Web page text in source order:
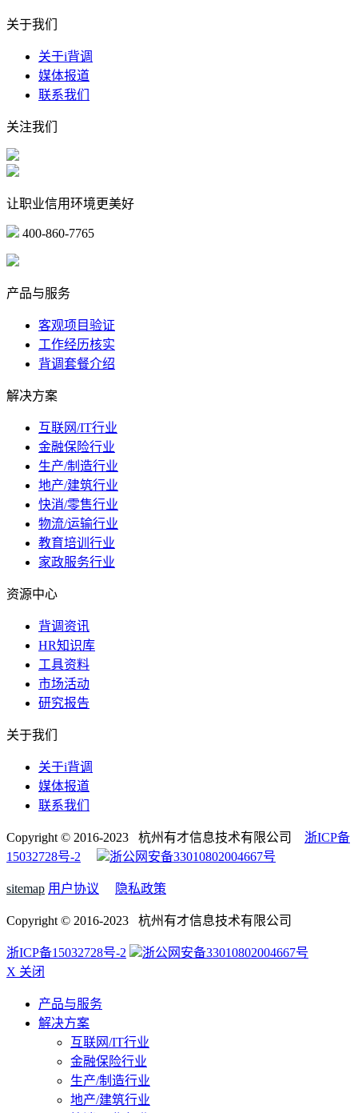
关于我们
关于i背调
媒体报道
联系我们
关注我们
让职业信用环境更美好
400-860-7765
产品与服务
客观项目验证
工作经历核实
背调套餐介绍
解决方案
互联网/IT行业
金融保险行业
生产/制造行业
地产/建筑行业
快消/零售行业
物流/运输行业
教育培训行业
家政服务行业
资源中心
背调资讯
HR知识库
工具资料
市场活动
研究报告
关于我们
关于i背调
媒体报道
联系我们
Copyright © 2016-2023 杭州有才信息技术有限公司 浙ICP备
15032728号-2
浙公网安备33010802004667号
sitemap 用户协议 隐私政策
Copyright © 2016-2023 杭州有才信息技术有限公司
浙ICP备15032728号-2
浙公网安备33010802004667号
X 关闭
产品与服务
解决方案
互联网/IT行业
金融保险行业
生产/制造行业
地产/建筑行业